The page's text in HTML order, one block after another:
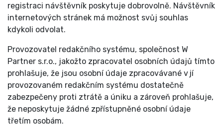
registraci návštěvník poskytuje dobrovolně. Návštěvník
internetových stránek má možnost svůj souhlas
kdykoli odvolat.
Provozovatel redakčního systému, společnost W
Partner s.r.o., jakožto zpracovatel osobních údajů tímto
prohlašuje, že jsou osobní údaje zpracovávané v jí
provozovaném redakčním systému dostatečně
zabezpečeny proti ztrátě a úniku a zároveň prohlašuje,
že neposkytuje žádné zpřístupněné osobní údaje
třetím osobám.